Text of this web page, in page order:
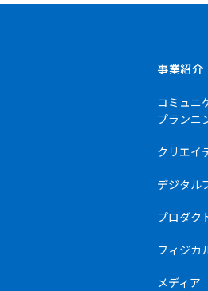
事業紹介
コミュニ
プランニ
クリエイ
デジタル
プロダク
フィジカ
メディア